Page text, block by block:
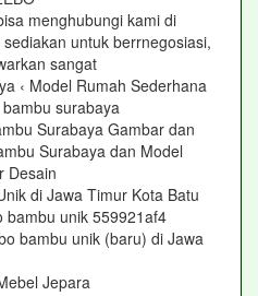
menghubungi kami di
untuk berrnegosiasi,
sangat
‹ Model Rumah Sederhana
surabaya
Surabaya Gambar dan
Surabaya dan Model
Desain
di Jawa Timur Kota Batu
bambu unik 559921af4
bambu unik (baru) di Jawa
Jepara